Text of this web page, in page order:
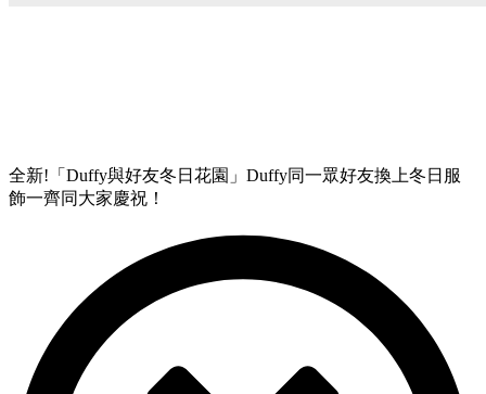
全新!「Duffy與好友冬日花園」Duffy同一眾好友換上冬日服
飾一齊同大家慶祝！